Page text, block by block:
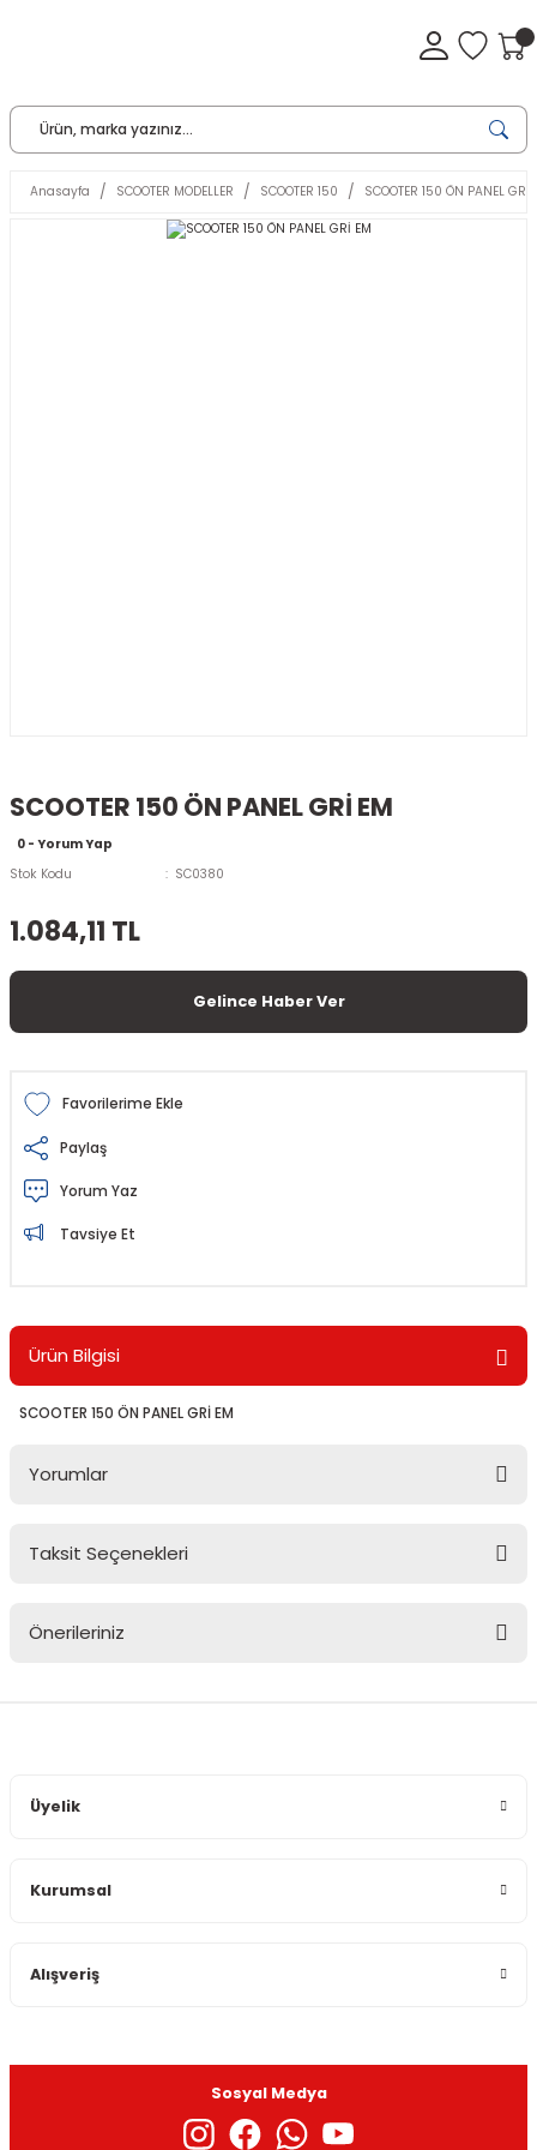
Anasayfa SCOOTER MODELLER SCOOTER 150 SCOOTER 150 ÖN PANEL GRİ
SCOOTER 150 ÖN PANEL GRİ EM
0 - Yorum Yap
Stok Kodu
SC0380
1.084,11 TL
Gelince Haber Ver
Paylaş
Yorum Yaz
Tavsiye Et
Ürün Bilgisi
SCOOTER 150 ÖN PANEL GRİ EM
Yorumlar
Taksit Seçenekleri
Önerileriniz
Ürün bilgilerinde hatalar bulunuyor.
Gönder
Üyelik
Kurumsal
Alışveriş
Sosyal Medya